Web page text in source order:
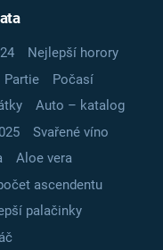
Nejlepší horory
Partie
Počasí
Auto – katalog
Svařené víno
Aloe vera
ascendentu
palačinky